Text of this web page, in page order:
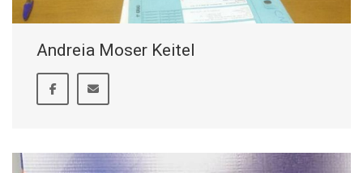
Andreia Moser Keitel